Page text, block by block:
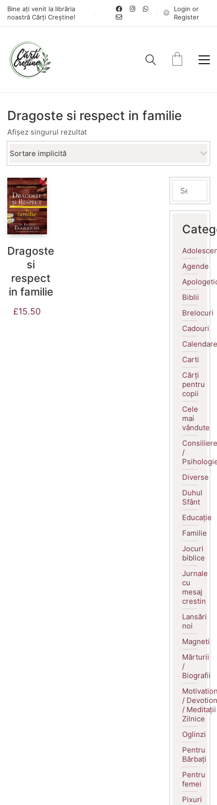
Bine ați venit la librăria
noastră Cărți Creștine!
Login or
Register
Dragoste si respect in familie
Afișez singurul rezultat
Sortare implicită
Dragoste
si
respect
in familie
£15.50
Agende
Biblii
Brelocuri
Cadouri
Calendare
Carti
Cărți
pentru
copii
Cele
mai
vândute
Consiliere
/
Diverse
Duhul
Sfânt
Educație
Familie
Jocuri
biblice
Jurnale
cu
mesaj
crestin
Lansări
noi
Magneti
Mărturii
/
Biografii
/
/ Meditații
Zilnice
Oglinzi
Pentru
Bărbați
Pentru
femei
Pixuri